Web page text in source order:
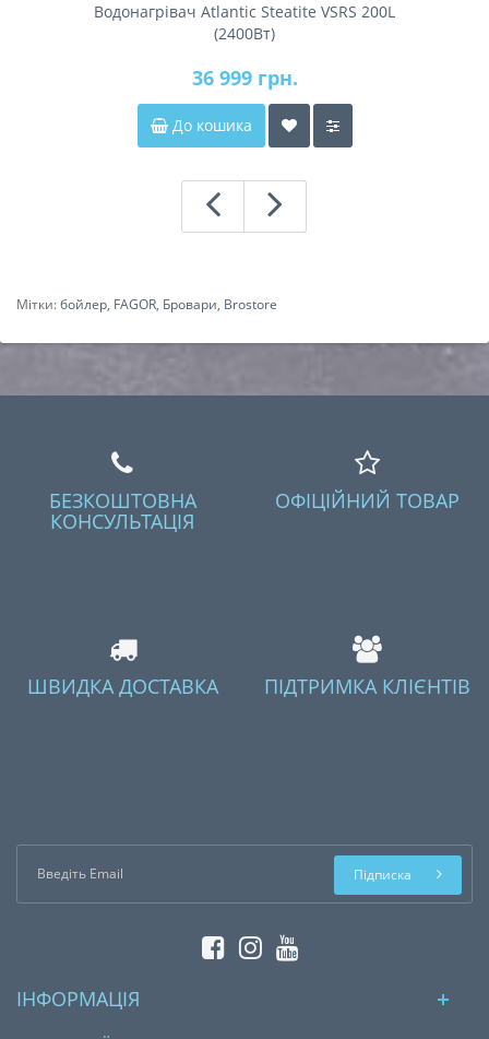
Водонагрівач Atlantic Steatite VSRS 200L
(2400Вт)
36 999 грн.
До кошика
Мітки:бойлер, FAGOR, Бровари, Brostore
БЕЗКОШТОВНА
КОНСУЛЬТАЦІЯ
ОФІЦІЙНИЙ ТОВАР
ШВИДКА ДОСТАВКА ПІДТРИМКА КЛІЄНТІВ
Підписка
ІНФОРМАЦІЯ